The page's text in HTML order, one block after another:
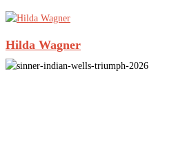
Hilda Wagner